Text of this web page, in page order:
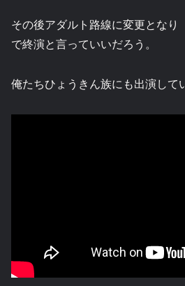
その後アダルト路線に変更とな
で終演と言っていいだろう。
俺たちひょうきん族にも出演して